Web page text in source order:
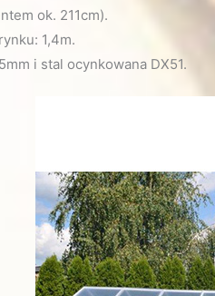
ok. 211cm).
1,4m.
i stal ocynkowana DX51.